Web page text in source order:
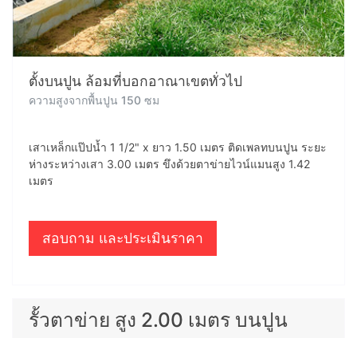
ตั้งบนปูน ล้อมที่บอกอาณาเขตทั่วไป
ความสูงจากพื้นปูน 150 ซม
เสาเหล็กแป๊ปน้ำ 1 1/2" x ยาว 1.50 เมตร ติดเพลทบนปูน ระยะ
ห่างระหว่างเสา 3.00 เมตร ขึงด้วยตาข่ายไวน์แมนสูง 1.42
เมตร
สอบถาม และประเมินราคา
รั้วตาข่าย สูง 2.00 เมตร บนปูน